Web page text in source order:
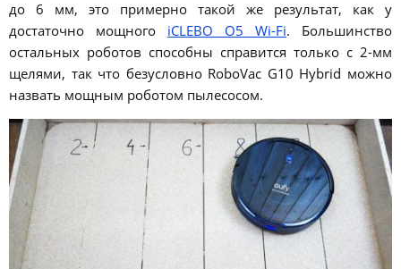
до 6 мм, это примерно такой же результат, как у
достаточно мощного iCLEBO O5 Wi-Fi. Большинство
остальных роботов способны справится только с 2-мм
щелями, так что безусловно RoboVac G10 Hybrid можно
назвать мощным роботом пылесосом.